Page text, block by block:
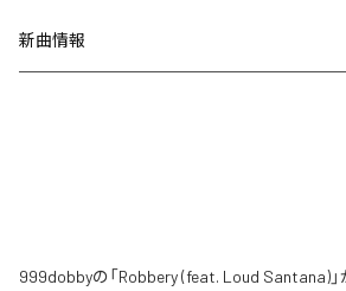
新曲情報
999dobbyの「Robbery (feat. Loud Santana)